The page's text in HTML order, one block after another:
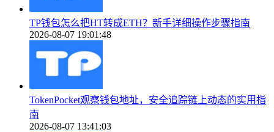
TP钱包怎么把HT转成ETH？新手详细操作步骤指南
2026-08-07 19:01:48
TokenPocket观察钱包地址，安全追踪链上动态的实用指
南
2026-08-07 13:41:03